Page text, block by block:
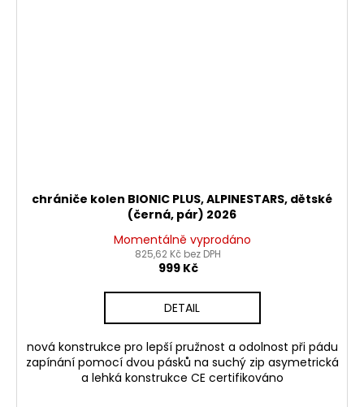
chrániče kolen BIONIC PLUS, ALPINESTARS, dětské
(černá, pár) 2026
Momentálně vyprodáno
825,62 Kč bez DPH
999 Kč
DETAIL
nová konstrukce pro lepší pružnost a odolnost při pádu
zapínání pomocí dvou pásků na suchý zip asymetrická
a lehká konstrukce CE certifikováno